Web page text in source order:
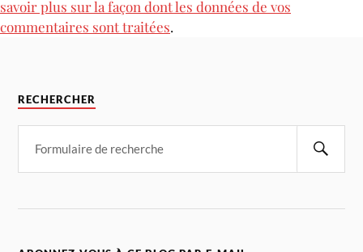
savoir plus sur la façon dont les données de vos
commentaires sont traitées.
RECHERCHER